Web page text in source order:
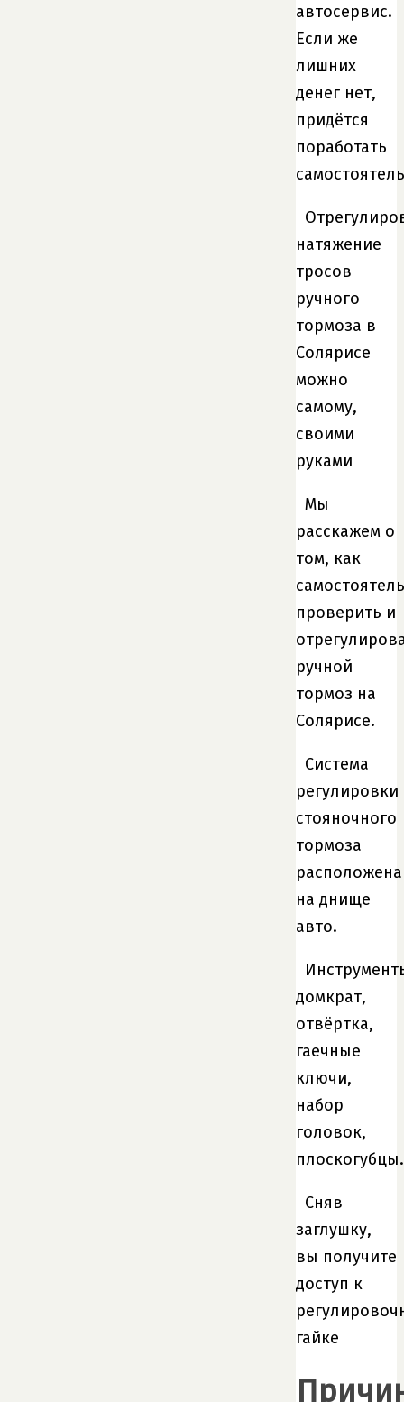
автосервис.
Если же
лишних
денег нет,
придётся
поработать
натяжение
тросов
ручного
тормоза в
Солярисе
можно
самому,
своими
руками
Мы
расскажем о
том, как
проверить и
ручной
тормоз на
Солярисе.
Система
регулировки
стояночного
тормоза
расположена
на днище
авто.
домкрат,
отвёртка,
гаечные
ключи,
набор
головок,
плоскогубцы.
Сняв
заглушку,
вы получите
доступ к
гайке